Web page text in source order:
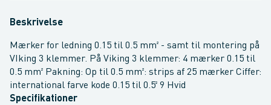
Beskrivelse
Mærker for ledning 0.15 til 0.5 mm² - samt til montering på
VIking 3 klemmer. På Viking 3 klemmer: 4 mærker 0.15 til
0.5 mm² Pakning: Op til 0.5 mm²: strips af 25 mærker Ciffer:
international farve kode 0.15 til 0.5² 9 Hvid
Specifikationer